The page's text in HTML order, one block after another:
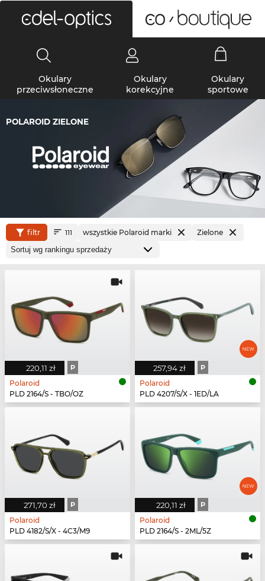
Okulary
przeciwsłoneczne
Okulary
korekcyjne
Okulary
sportowe
POLAROID ZIELONE
filtr 111 wszystkie Polaroid marki Zielone
220,11 zł P
Polaroid
PLD 2164/S - TBO/OZ
257,94 zł P
Polaroid
PLD 4207/S/X - 1ED/LA
271,70 zł P
Polaroid
PLD 4182/S/X - 4C3/M9
220,11 zł P
Polaroid
PLD 2164/S - 2ML/5Z